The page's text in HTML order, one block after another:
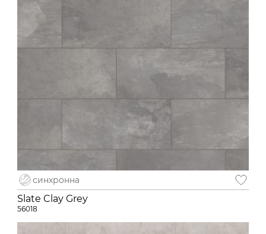
синхронна
Slate Clay Grey
56018